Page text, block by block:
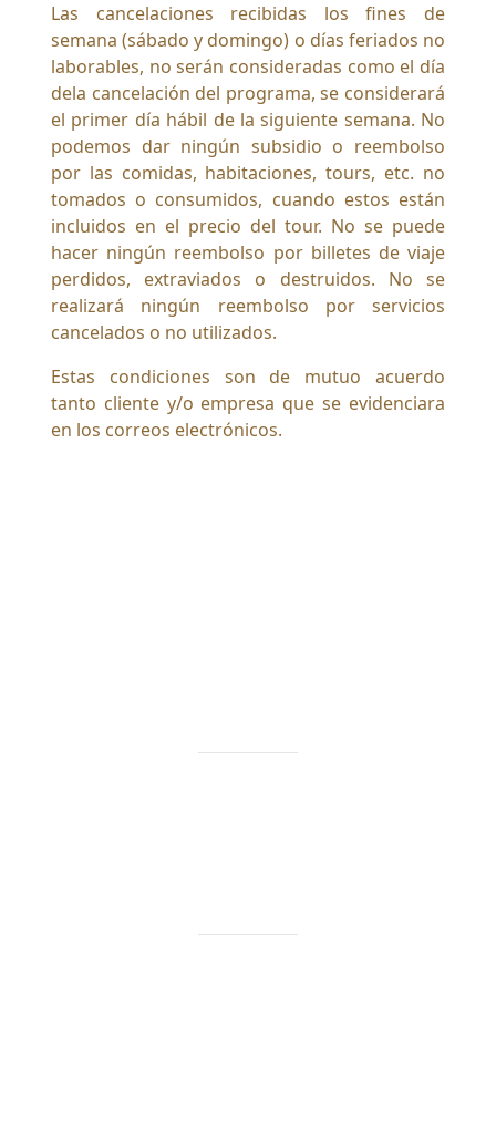
Las cancelaciones recibidas los fines de
semana (sábado y domingo) o días feriados no
laborables, no serán consideradas como el día
dela cancelación del programa, se considerará
el primer día hábil de la siguiente semana. No
podemos dar ningún subsidio o reembolso
por las comidas, habitaciones, tours, etc. no
tomados o consumidos, cuando estos están
incluidos en el precio del tour. No se puede
hacer ningún reembolso por billetes de viaje
perdidos, extraviados o destruidos. No se
realizará ningún reembolso por servicios
cancelados o no utilizados.
Estas condiciones son de mutuo acuerdo
tanto cliente y/o empresa que se evidenciara
en los correos electrónicos.